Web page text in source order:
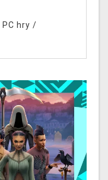
PC hry /